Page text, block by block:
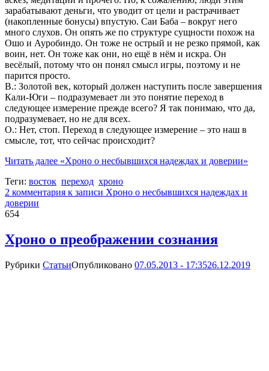
зарабатывают деньги, что уводит от цели и растрачивает
(накопленные бонусы) впустую. Саи Баба – вокруг него
много слухов. Он опять же по структуре сущности похож на
Ошо и Ауробиндо. Он тоже не острый и не резко прямой, как
воин, нет. Он тоже как они, но ещё в нём и искра. Он
весёлый, потому что он понял смысл игры, поэтому и не
парится просто.
В.: Золотой век, который должен наступить после завершения
Кали-Юги – подразумевает ли это понятие переход в
следующее измерение прежде всего? Я так понимаю, что да,
подразумевает, но не для всех.
О.: Нет, стоп. Переход в следующее измерение – это наш в
смысле, тот, что сейчас происходит?
Читать далее «Хроно о несбывшихся надеждах и доверии»
Теги: восток переход хроно
2 комментария к записи Хроно о несбывшихся надеждах и
доверии
654
Хроно о преображении сознания
Рубрики СтатьиОпубликовано 07.05.2013 - 17:3526.12.2019